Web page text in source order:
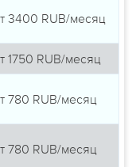
3400 RUB/месяц
1750 RUB/месяц
780 RUB/месяц
780 RUB/месяц